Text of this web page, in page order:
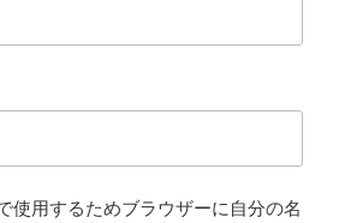
使用するためブラウザーに自分の名